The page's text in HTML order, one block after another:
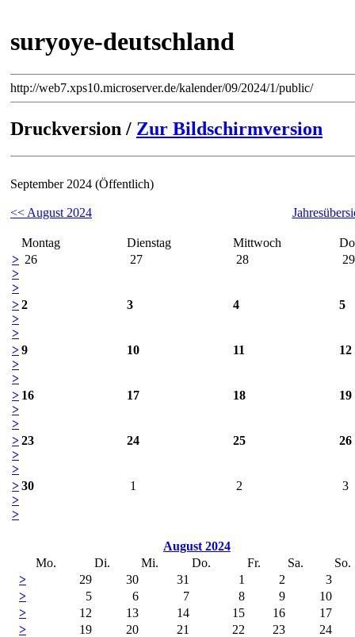
suryoye-deutschland
http://web7.xps10.microserver.de/kalender/09/2024/1/public/
Druckversion / Zur Bildschirmversion
September 2024 (Öffentlich)
<< August 2024
Montag Dienstag Mittwoch
>
>
>
26 27 28 29
>
>
>
2 3 4 5
>
>
>
9 10 11 12
>
>
>
16 17 18 19
>
>
>
23 24 25 26
>
>
>
30 1 2 3
August 2024
Mo.
Di. Mi. Do. Fr. Sa.
So.
>
29 30 31 1 2
3
>
5 6 7 8 9
10
>
12 13 14 15 16
17
>
19 20 21 22 23
24